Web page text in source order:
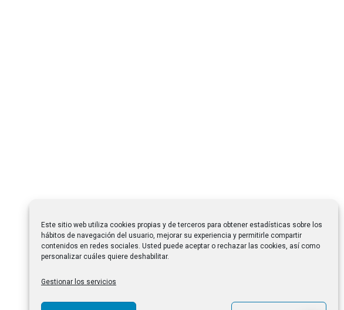
Este sitio web utiliza cookies propias y de terceros para obtener estadísticas sobre los
hábitos de navegación del usuario, mejorar su experiencia y permitirle compartir
contenidos en redes sociales. Usted puede aceptar o rechazar las cookies, así como
personalizar cuáles quiere deshabilitar.
Gestionar los servicios